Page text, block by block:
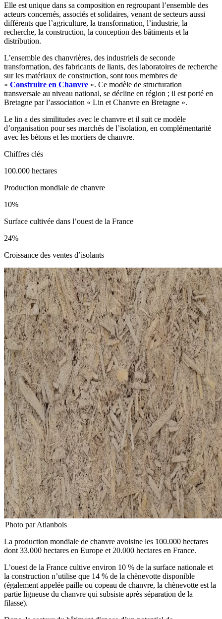
Elle est unique dans sa composition en regroupant l’ensemble des
acteurs concernés, associés et solidaires, venant de secteurs aussi
différents que l’agriculture, la transformation, l’industrie, la
recherche, la construction, la conception des bâtiments et la
distribution.
L’ensemble des chanvrières, des industriels de seconde
transformation, des fabricants de liants, des laboratoires de recherche
sur les matériaux de construction, sont tous membres de
« Construire en Chanvre ». Ce modèle de structuration
transversale au niveau national, se décline en région ; il est porté en
Bretagne par l’association « Lin et Chanvre en Bretagne ».
Le lin a des similitudes avec le chanvre et il suit ce modèle
d’organisation pour ses marchés de l’isolation, en complémentarité
avec les bétons et les mortiers de chanvre.
Chiffres clés
100.000 hectares
Production mondiale de chanvre
10%
Surface cultivée dans l’ouest de la France
24%
Croissance des ventes d’isolants
Photo par Atlanbois
La production mondiale de chanvre avoisine les 100.000 hectares
dont 33.000 hectares en Europe et 20.000 hectares en France.
L’ouest de la France cultive environ 10 % de la surface nationale et
la construction n’utilise que 14 % de la chènevotte disponible
(également appelée paille ou copeau de chanvre, la chènevotte est la
partie ligneuse du chanvre qui subsiste après séparation de la
filasse).